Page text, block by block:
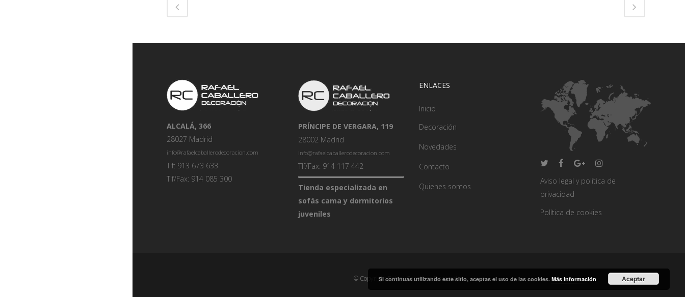
ALCALÁ, 366
28027 Madrid
info@rafaelcaballerodecoracion.com
Tlf: 913 673 633
Tlf/Fax: 914 085 300
PRÍNCIPE DE VERGARA, 119
28002 Madrid
info@rafaelcaballerodecoracion.com
Tlf/Fax: 914 117 442
Tienda especializada en
sofás cama y dormitorios
juveniles
ENLACES
Inicio
Decoración
Novedades
Contacto
Quienes somos
Aviso legal y política de
privacidad
Política de cookies
© Copyright Rafael Caballero Decoración
Si continuas utilizando este sitio, aceptas el uso de las cookies. Más información Aceptar